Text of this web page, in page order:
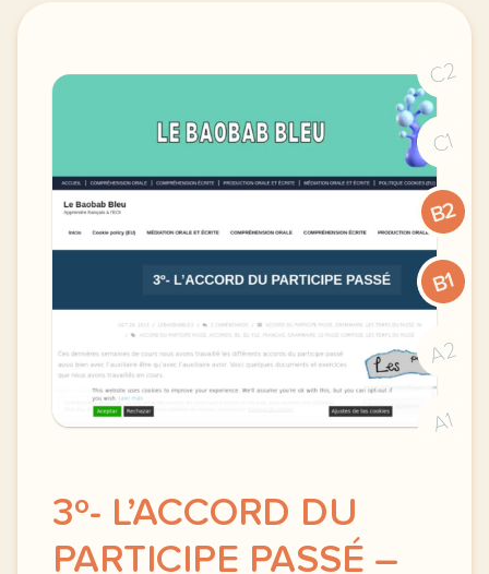
C2
C1
B2
B1
A2
A1
3º- L’ACCORD DU
PARTICIPE PASSÉ –